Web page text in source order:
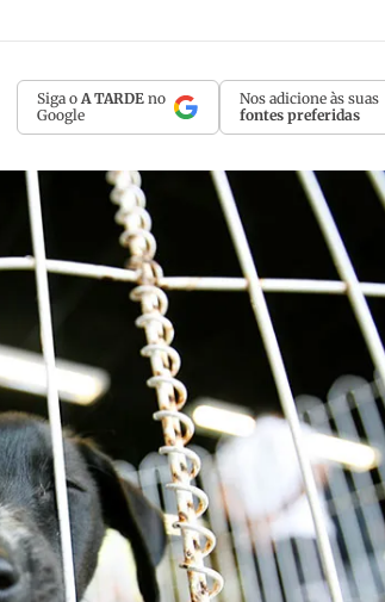
Siga o A TARDE no
Google
Nos adicione às suas
fontes preferidas